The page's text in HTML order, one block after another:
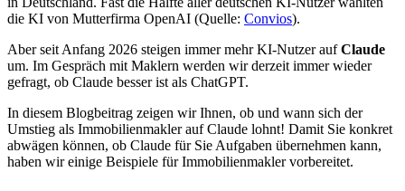
die KI von Mutterfirma OpenAI (Quelle: Convios).
Aber seit Anfang 2026 steigen immer mehr KI-Nutzer aufClaude
um. Im Gespräch mit Maklern werden wir derzeit immer wieder
gefragt, ob Claude besser ist als ChatGPT.
In diesem Blogbeitrag zeigen wir Ihnen, ob und wann sich der
Umstieg als Immobilienmakler auf Claude lohnt! Damit Sie konkret
abwägen können, ob Claude für Sie Aufgaben übernehmen kann,
haben wir einige Beispiele für Immobilienmakler vorbereitet.